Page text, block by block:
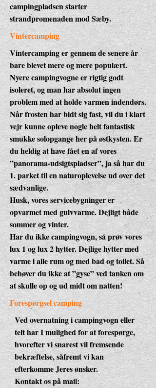
campingpladsen starter
strandpromenaden mod Sæby.
Vintercamping
Vintercamping er gennem de senere år
bare blevet mere og mere populært.
Nyere campingvogne er rigtig godt
isoleret, og man har absolut ingen
problem med at holde varmen indendørs.
Når frosten har bidt sig fast, vil du i klart
vejr kunne opleve nogle helt fantastisk
smukke solopgange her på østkysten. Er
du heldig at have fået en af vores
”panorama-udsigtspladser”, ja så har du
1. parket til en naturoplevelse ud over det
sædvanlige.
Husk, vores servicebygninger er
opvarmet med gulvvarme. Dejligt både
sommer og vinter.
Har du ikke campingvogn, så prøv vores
lux 1 og lux 2 hytter. Dejlige hytter med
varme i alle rum og med bad og toilet. Så
behøver du ikke at ”gyse” ved tanken om
at skulle op og ud midt om natten!
Forespørgsel camping
Ved overnatning i campingvogn eller
telt har I mulighed for at forespørge,
hvorefter vi snarest vil fremsende
bekræftelse, såfremt vi kan
efterkomme Jeres ønsker.
Kontakt os på mail: